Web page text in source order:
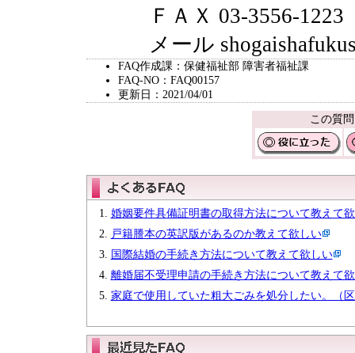
ＦＡＸ 03-3556-1223
メール
FAQ作成課：保健福祉部 障害者福祉課
FAQ-NO：FAQ00157
更新日：2021/04/01
この質
婚姻要件具備証明書の取得方法について教えて
戸籍謄本の英訳版があるのか教えて欲しい
国際結婚の手続き方法について教えて欲しい
離婚届不受理申請の手続き方法について教えて
家庭で使用していた粗大ごみを処分したい。（